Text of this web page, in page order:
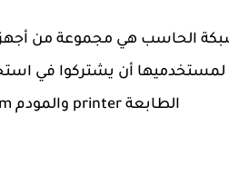
الطابعة printer والمودم Modem ومحرك الأقراص المدمج (CD-ROM Drive)